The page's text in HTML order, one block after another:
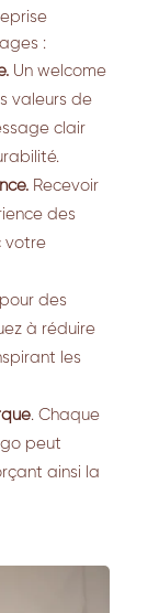
:
Un welcome
valeurs de
clair
Recevoir
des
votre
des
à réduire
les
. Chaque
peut
ainsi la